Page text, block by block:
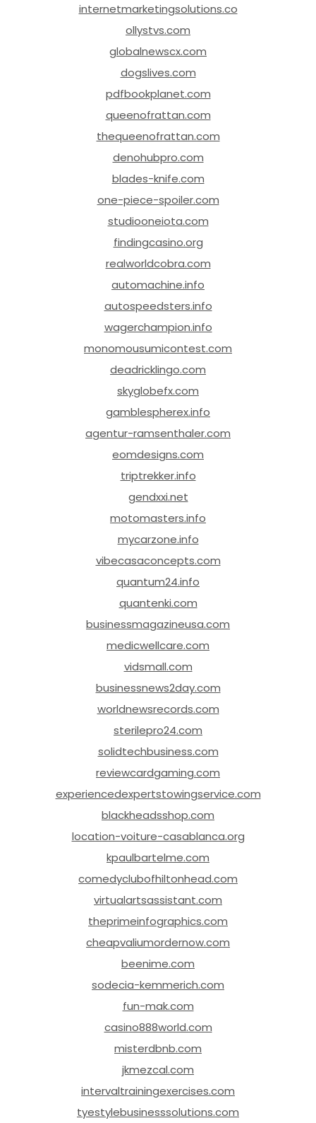
internetmarketingsolutions.co
ollystvs.com
globalnewscx.com
dogslives.com
pdfbookplanet.com
queenofrattan.com
thequeenofrattan.com
denohubpro.com
blades-knife.com
one-piece-spoiler.com
studiooneiota.com
findingcasino.org
realworldcobra.com
automachine.info
autospeedsters.info
wagerchampion.info
monomousumicontest.com
deadricklingo.com
skyglobefx.com
gamblespherex.info
agentur-ramsenthaler.com
eomdesigns.com
triptrekker.info
gendxxi.net
motomasters.info
mycarzone.info
vibecasaconcepts.com
quantum24.info
quantenki.com
businessmagazineusa.com
medicwellcare.com
vidsmall.com
businessnews2day.com
worldnewsrecords.com
sterilepro24.com
solidtechbusiness.com
reviewcardgaming.com
experiencedexpertstowingservice.com
blackheadsshop.com
location-voiture-casablanca.org
kpaulbartelme.com
comedyclubofhiltonhead.com
virtualartsassistant.com
theprimeinfographics.com
cheapvaliumordernow.com
beenime.com
sodecia-kemmerich.com
fun-mak.com
casino888world.com
misterdbnb.com
jkmezcal.com
intervaltrainingexercises.com
tyestylebusinesssolutions.com